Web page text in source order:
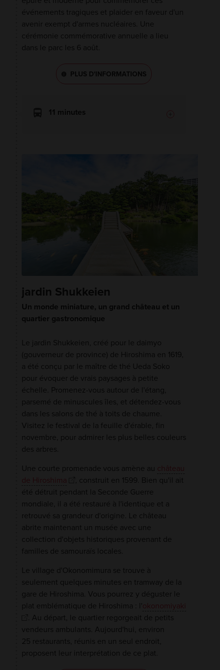
événements tragiques et plaider en faveur d'un
avenir exempt d'armes nucléaires. Une
cérémonie commémorative annuelle a lieu
dans le parc les 6 août.
PLUS D'INFORMATIONS
11 minutes
jardin Shukkeien
Un monde miniature, un grand château et un
quartier gastronomique
Le jardin Shukkeien, créé pour le daimyo
(gouverneur de province) de Hiroshima en 1619,
a été conçu par le maître de thé Ueda Soko
pour évoquer de vrais paysages à petite
échelle. Promenez-vous autour de l'étang,
parsemé de minuscules îles, et détendez-vous
dans les salons de thé à toits de chaume.
Visitez le festival de la feuille d'érable, fin
novembre, pour admirer les plus belles couleurs
des arbres.
Une courte promenade vous amène au château
de Hiroshima
, construit en 1599. Bien qu'il ait
été détruit pendant la Seconde Guerre
mondiale, il a été restauré à l'identique et a
retrouvé sa grandeur d'origine. Le château
abrite maintenant un musée avec une
collection d'objets historiques provenant de
familles de samouraïs locales.
Le village d'Okonomimura se trouve à
seulement quelques minutes en tramway de la
gare de Hiroshima. Vous pourrez y déguster le
plat emblématique de Hiroshima : l'okonomiyaki
. Au départ, le quartier regorgeait de petits
vendeurs ambulants. Aujourd'hui, environ
25 restaurants, réunis en un seul endroit,
proposent leur interprétation de ce plat.